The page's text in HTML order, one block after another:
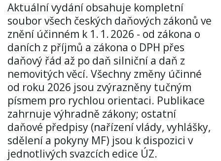
Aktuální vydání obsahuje kompletní
soubor všech českých daňových zákonů ve
znění účinném k 1. 1. 2026 - od zákona o
daních z příjmů a zákona o DPH přes
daňový řád až po daň silniční a daň z
nemovitých věcí. Všechny změny účinné
od roku 2026 jsou zvýrazněny tučným
písmem pro rychlou orientaci. Publikace
zahrnuje výhradně zákony; ostatní
daňové předpisy (nařízení vlády, vyhlášky,
sdělení a pokyny MF) jsou k dispozici v
jednotlivých svazcích edice ÚZ.